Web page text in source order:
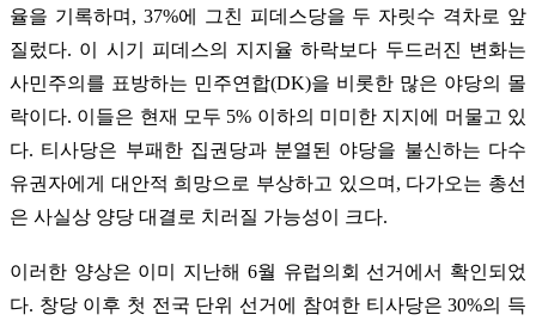
율을 기록하며, 37%에 그친 피데스당을 두 자릿수 격차로 앞
질렀다. 이 시기 피데스의 지지율 하락보다 두드러진 변화는
사민주의를 표방하는 민주연합(DK)을 비롯한 많은 야당의 몰
락이다. 이들은 현재 모두 5% 이하의 미미한 지지에 머물고 있
다. 티사당은 부패한 집권당과 분열된 야당을 불신하는 다수
유권자에게 대안적 희망으로 부상하고 있으며, 다가오는 총선
은 사실상 양당 대결로 치러질 가능성이 크다.
이러한 양상은 이미 지난해 6월 유럽의회 선거에서 확인되었
다. 창당 이후 첫 전국 단위 선거에 참여한 티사당은 30%의 득